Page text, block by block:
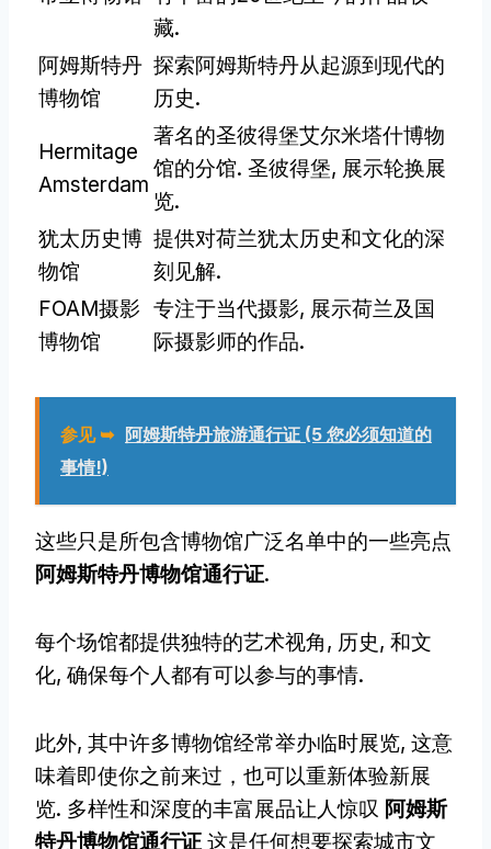
藏.
阿姆斯特丹
博物馆
探索阿姆斯特丹从起源到现代的
历史.
Hermitage
Amsterdam
著名的圣彼得堡艾尔米塔什博物
馆的分馆. 圣彼得堡, 展示轮换展
览.
犹太历史博
物馆
提供对荷兰犹太历史和文化的深
刻见解.
FOAM摄影
博物馆
专注于当代摄影, 展示荷兰及国
际摄影师的作品.
参见 ➥ 阿姆斯特丹旅游通行证 (5 您必须知道的
事情!)
这些只是所包含博物馆广泛名单中的一些亮点
阿姆斯特丹博物馆通行证.
每个场馆都提供独特的艺术视角, 历史, 和文
化, 确保每个人都有可以参与的事情.
此外, 其中许多博物馆经常举办临时展览, 这意
味着即使你之前来过，也可以重新体验新展
览. 多样性和深度的丰富展品让人惊叹 阿姆斯
特丹博物馆通行证 这是任何想要探索城市文